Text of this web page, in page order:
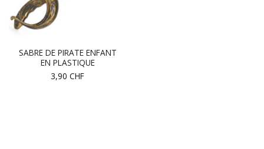
SABRE DE PIRATE ENFANT
EN PLASTIQUE
3,90 CHF